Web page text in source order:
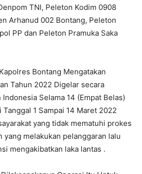
TNI, Peleton Kodim 0908
Arhanud 002 Bontang, Peleton
PP dan Peleton Pramuka Saka
Bontang Mengatakan
Tahun 2022 Digelar secara
Selama 14 (Empat Belas)
1 Sampai 14 Maret 2022
yang tidak mematuhi prokes
yang melakukan pelanggaran lalu
mengakibatkan laka lantas .